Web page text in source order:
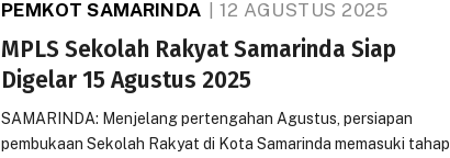
PEMKOT SAMARINDA 12 AGUSTUS 2025
MPLS Sekolah Rakyat Samarinda Siap
Digelar 15 Agustus 2025
SAMARINDA: Menjelang pertengahan Agustus, persiapan
pembukaan Sekolah Rakyat di Kota Samarinda memasuki tahap